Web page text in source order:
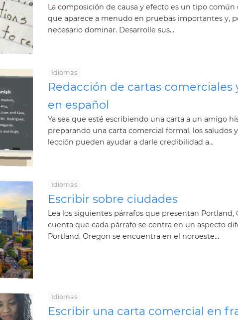
La composición de causa y efecto es un tipo
que aparece a menudo en pruebas importantes y,
necesario dominar. Desarrolle sus...
Idiomas
Redacción de cartas comerciales
en español
Ya sea que esté escribiendo una carta a un amigo
preparando una carta comercial formal, los saludos
lección pueden ayudar a darle credibilidad a...
Idiomas
Escribir sobre ciudades
Lea los siguientes párrafos que presentan Portland,
cuenta que cada párrafo se centra en un aspecto
Portland, Oregon se encuentra en el noroeste...
Idiomas
Escribir una carta comercial en